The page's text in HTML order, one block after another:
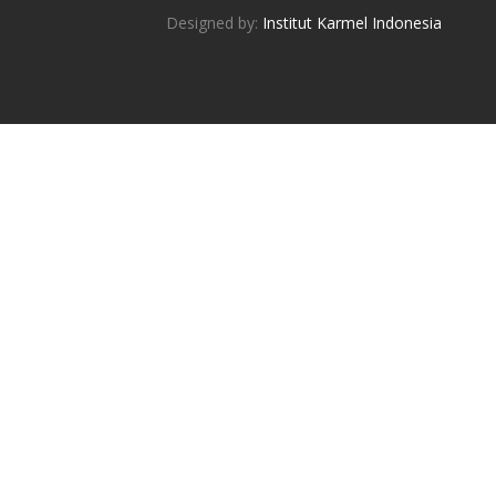
Designed by: Institut Karmel Indonesia